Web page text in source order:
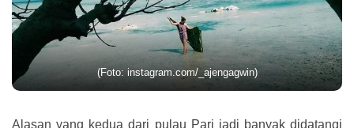
(Foto: instagram.com/_ajengagwin)
Alasan yang kedua dari pulau Pari jadi banyak didatangi